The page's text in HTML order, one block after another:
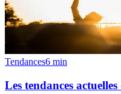
Tendances6 min
Les tendances